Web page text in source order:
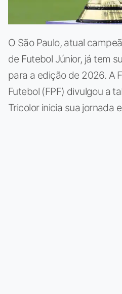
O São Paulo, atual
de Futebol Júnior, já tem
para a edição de 2026. A
Futebol (FPF) divulgou a
Tricolor inicia sua jornada